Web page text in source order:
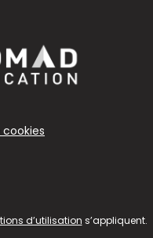
d’utilisation s’appliquent.